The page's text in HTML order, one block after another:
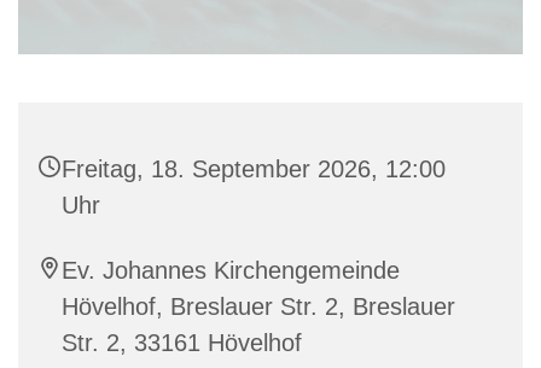
Freitag, 18. September 2026, 12:00
Uhr
Ev. Johannes Kirchengemeinde
Hövelhof, Breslauer Str. 2, Breslauer
Str. 2, 33161 Hövelhof